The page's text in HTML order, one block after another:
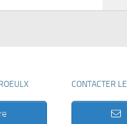
CONTACTER